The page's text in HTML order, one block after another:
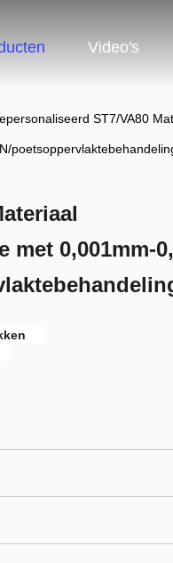
Video's
ST7/VA80
0,001mm-